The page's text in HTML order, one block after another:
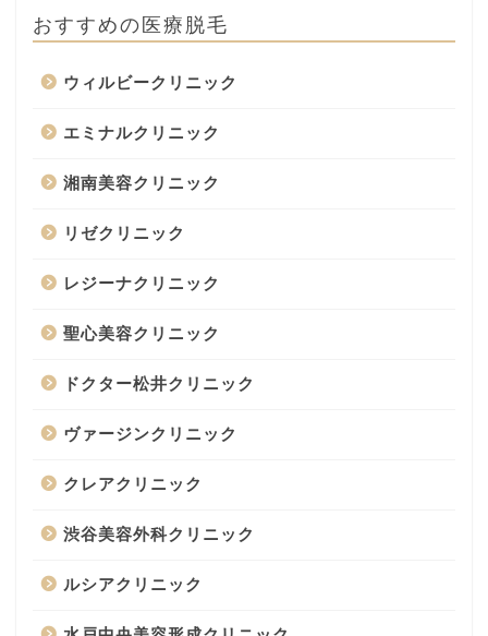
おすすめの医療脱毛
ウィルビークリニック
エミナルクリニック
湘南美容クリニック
リゼクリニック
レジーナクリニック
聖心美容クリニック
ドクター松井クリニック
ヴァージンクリニック
クレアクリニック
渋谷美容外科クリニック
ルシアクリニック